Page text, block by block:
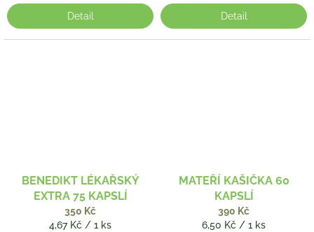
Detail Detail
BENEDIKT LÉKAŘSKÝ
EXTRA 75 KAPSLÍ
350 Kč
Měrná
4,67 Kč / 1 ks
MATEŘÍ KAŠIČKA 60
KAPSLÍ
390 Kč
Měrná
6,50 Kč / 1 ks